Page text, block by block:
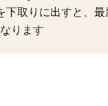
下取りに出すと、
ります